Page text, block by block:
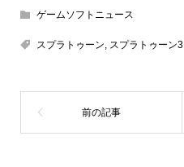
ゲームソフトニュース
スプラトゥーン, スプラトゥーン3